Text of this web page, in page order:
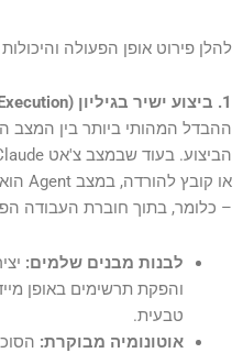
להלן פירוט אופן הפעולה
1. ביצוע ישיר בגיליון (Direct Execution)
ההבדל המהותי ביותר בין המצב
או קובץ להורדה, במצב Agent הוא
– כלומר, בתוך חוברת העבודה
לבנות מבנים שלמים:
והפקת תרשימים באופן
טבעית.
אוטונומיה מבוקרת: